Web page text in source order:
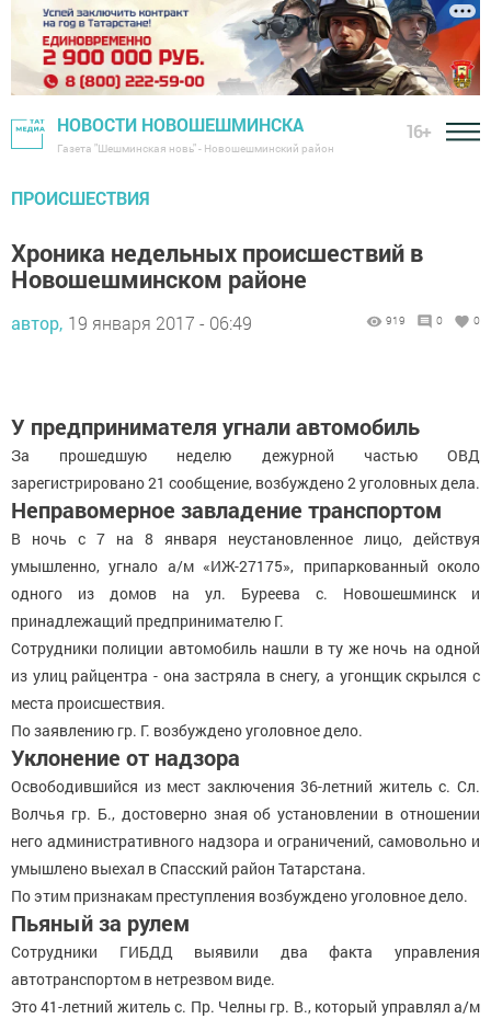
НОВОСТИ НОВОШЕШМИНСКА
Газета "Шешминская новь" - Новошешминский район
16+
ПРОИСШЕСТВИЯ
Хроника недельных происшествий в
Новошешминском районе
автор, 19 января 2017 - 06:49 919 0 0
У предпринимателя угнали автомобиль
За прошедшую неделю дежурной частью ОВД
зарегистрировано 21 сообщение, возбуждено 2 уголовных дела.
Неправомерное завладение транспортом
В ночь с 7 на 8 января неустановленное лицо, действуя
умышленно, угнало а/м «ИЖ-27175», припаркованный около
одного из домов на ул. Буреева с. Новошешминск и
принадлежащий предпринимателю Г.
Сотрудники полиции автомобиль нашли в ту же ночь на одной
из улиц райцентра - она застряла в снегу, а угонщик скрылся с
места происшествия.
По заявлению гр. Г. возбуждено уголовное дело.
Уклонение от надзора
Освободившийся из мест заключения 36-летний житель с. Сл.
Волчья гр. Б., достоверно зная об установлении в отношении
него административного надзора и ограничений, самовольно и
умышлено выехал в Спасский район Татарстана.
По этим признакам преступления возбуждено уголовное дело.
Пьяный за рулем
Сотрудники ГИБДД выявили два факта управления
автотранспортом в нетрезвом виде.
Это 41-летний житель с. Пр. Челны гр. В., который управлял а/м